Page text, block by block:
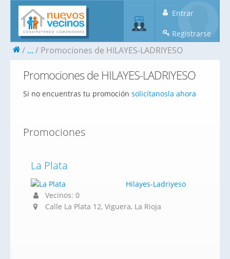
Entrar
Registrarse
... Promociones de HILAYES-LADRIYESO
Promociones de HILAYES-LADRIYESO
Si no encuentras tu promoción solicítanosla ahora
Promociones
La Plata
Hilayes-Ladriyeso
Vecinos: 0
Calle La Plata 12, Viguera, La Rioja